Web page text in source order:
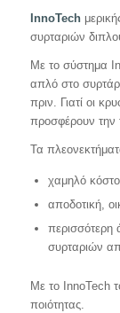
InnoTech
συρταριών
Με το σύστημα
απλό στο
πριν. Γιατί οι
προσφέρουν την
Τα
χαμηλό
αποδοτική,
περισσότερη
συρταριών
Με το InnoTech
ποιότητας.